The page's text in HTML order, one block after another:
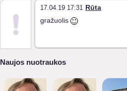
17.04.19 17:31 Rūta
gražuolis
Naujos nuotraukos